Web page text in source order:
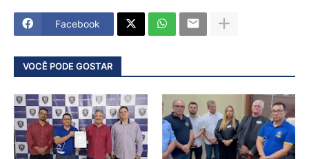
Facebook
VOCÊ PODE GOSTAR